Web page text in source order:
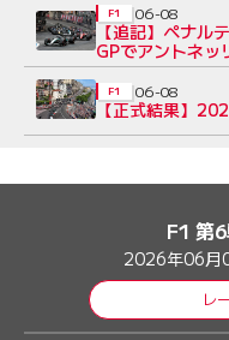
【追記】ペナル
GPでアントネッ
今季初入賞【決
F1 06-08
【正式結果】
F1 06-08
F1 第
2026年06月
レ